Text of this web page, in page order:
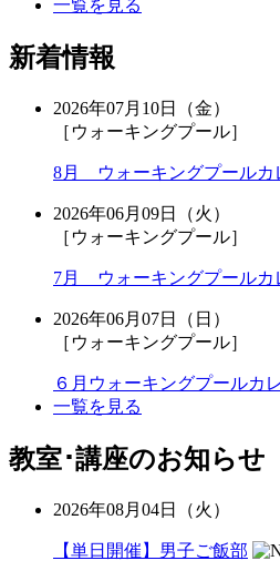
一覧を見る
新着情報
2026年07月10日（金）
［ウォーキングプール］
8月 ウォーキングプールカ
2026年06月09日（火）
［ウォーキングプール］
7月 ウォーキングプールカ
2026年06月07日（日）
［ウォーキングプール］
６月ウォーキングプールカ
一覧を見る
教室･講座のお知らせ
2026年08月04日（火）
【単日開催】男子ご飯部